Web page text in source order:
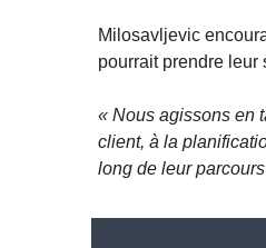
Milosavljevic
pourrait prendre leur
« Nous agissons en
client, à la
long de leur